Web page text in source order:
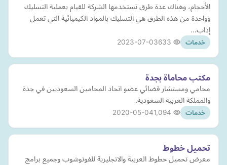
الأحجام، وهناك عدة طرق تستخدمها الشركة للقيام بعملية التسليك
وواحدة من هذه الطرق هي التسليك بالمواد الكيميائية التي تعمل
إذاب…
خدمات 2023-07-03
مكتب محاماة بجدة
محامي ومستشار قضائي عضو اتحاد المحامين السعوديين في جدة
والمملكة العربية السعودية.
خدمات 2020-05-04
تحميل خطوط
معرض تحميل خطوط العربية والانجليزية للفوتوشوب وجميع برامج